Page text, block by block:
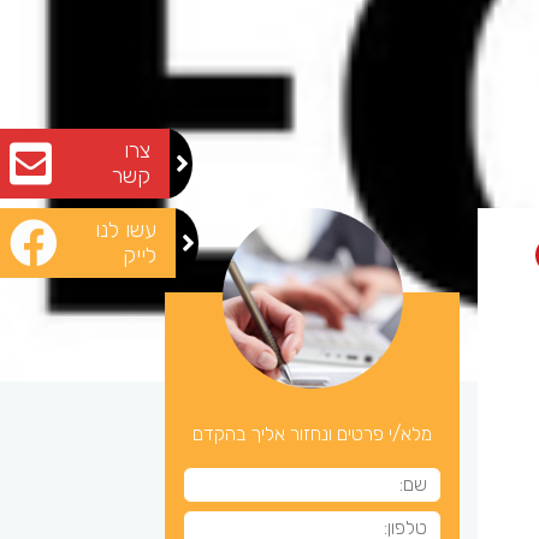
צרו
קשר
עשו לנו
לייק
מלא/י פרטים ונחזור אליך בהקדם